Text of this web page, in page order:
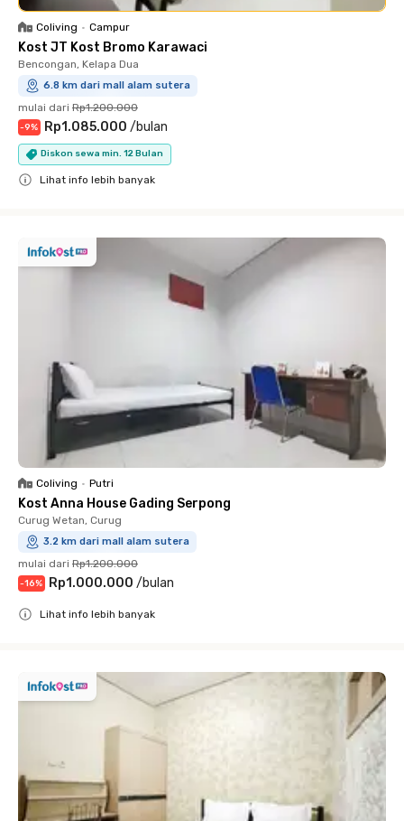
Coliving • Campur
Kost JT Kost Bromo Karawaci
Bencongan, Kelapa Dua
6.8 km dari mall alam sutera
mulai dari Rp1.200.000
-9% Rp1.085.000 /bulan
Diskon sewa min. 12 Bulan
Lihat info lebih banyak
Coliving • Putri
Kost Anna House Gading Serpong
Curug Wetan, Curug
3.2 km dari mall alam sutera
mulai dari Rp1.200.000
-16% Rp1.000.000 /bulan
Lihat info lebih banyak